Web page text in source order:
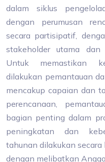
dalam siklus
dengan perumusan
secara partisipatif,
stakeholder utama dan
Untuk memastikan
dilakukan pemantauan
mencakup capaian dan
perencanaan,
bagian penting dalam
peningkatan dan
tahunan dilakukan
dengan melibatkan